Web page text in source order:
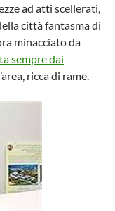
ad atti scellerati,
città fantasma di
minacciato da
sempre dai
ricca di rame.